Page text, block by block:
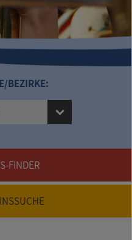
BEZIRKE:
FINDER